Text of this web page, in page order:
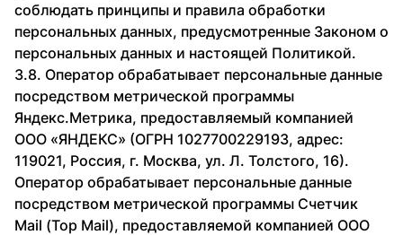
соблюдать принципы и правила обработки
персональных данных, предусмотренные Законом о
персональных данных и настоящей Политикой.
3.8. Оператор обрабатывает персональные данные
посредством метрической программы
Яндекс.Метрика, предоставляемый компанией
ООО «ЯНДЕКС» (ОГРН 1027700229193, адрес:
119021, Россия, г. Москва, ул. Л. Толстого, 16).
Оператор обрабатывает персональные данные
посредством метрической программы Счетчик
Mail (Top Mail), предоставляемой компанией ООО